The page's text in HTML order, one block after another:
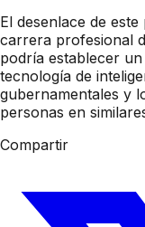
El desenlace de
carrera profesional
podría establecer
tecnología de
gubernamentales y
personas en
Compartir